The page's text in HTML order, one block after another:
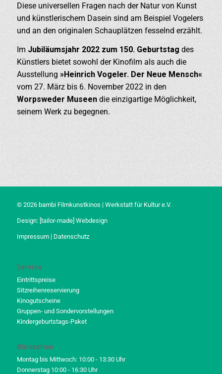
Diese universellen Fragen nach der Natur von Kunst
und künstlerischem Dasein sind am Beispiel Vogelers
und an den originalen Schauplätzen fesselnd erzählt.
Im Jubiläumsjahr 2022 zum 150. Geburtstag des
Künstlers bietet sowohl der Kinofilm als auch die
Ausstellung »Heinrich Vogeler. Der Neue Mensch«
vom 27. März bis 6. November 2022 in den
Worpsweder Museendie einzigartige Möglichkeit,
seinem Werk zu begegnen.
© 2026 bambi Filmkunstkinos | Werkstatt für Kultur e.V.
Design: [tailor-made] Webdesign
Impressum| Datenschutz
Service
Eintrittspreise
Sitzreihenreservierung
Kinogutscheine
Gruppen- und Sondervorstellungen
Kindergeburtstags-Paket
Bürozeiten
Montag bis Mittwoch: 10:00 - 13:30 Uhr
Donnerstag 10:00 - 16:30 Uhr